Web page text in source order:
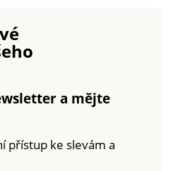
a mějte
přístup ke slevám a